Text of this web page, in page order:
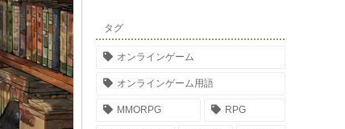
タグ
オンラインゲーム
オンラインゲーム用語
MMORPG RPG